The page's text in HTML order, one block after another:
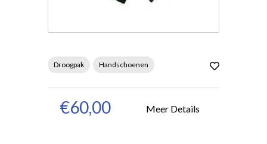
Droogpak Handschoenen
€60,00 Meer Details